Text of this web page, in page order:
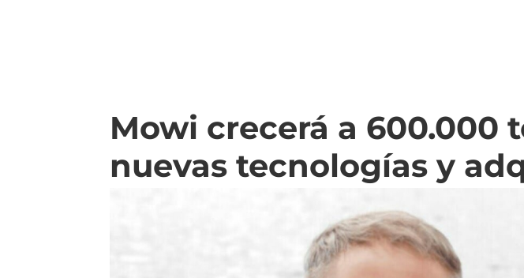
Mowi crecerá a 600.000
nuevas tecnologías y